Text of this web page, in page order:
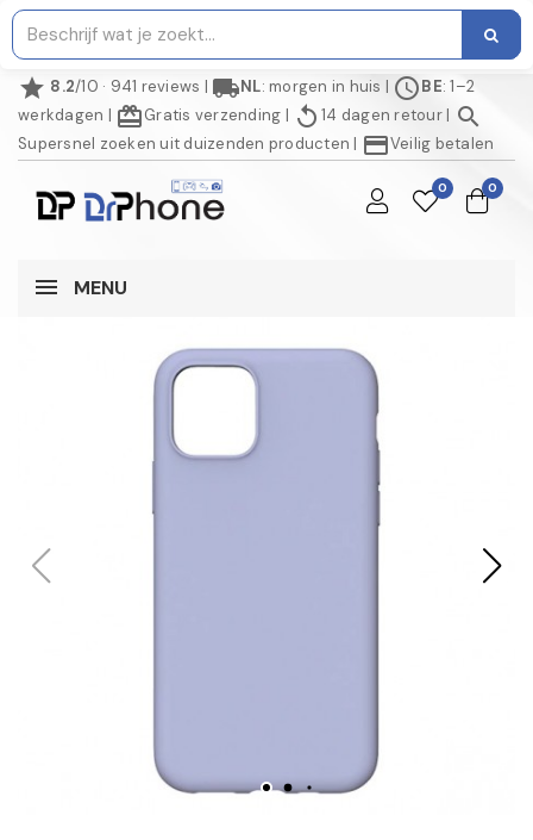
star 8.2/10 · 941 reviews | local_shippingNL: morgen in huis | scheduleBE: 1–2
werkdagen | redeemGratis verzending | replay 14 dagen retour| search
Supersnel zoeken uit duizenden producten | credit_cardVeilig betalen
0 0
MENU